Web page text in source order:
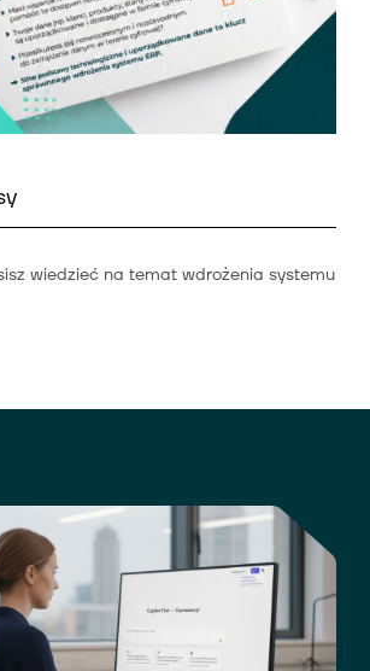
wiedzieć na temat wdrożenia systemu